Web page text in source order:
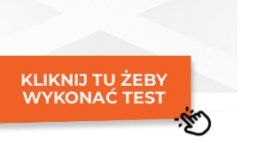
KLIKNIJ TU ŻEBY
WYKONAĆ TEST